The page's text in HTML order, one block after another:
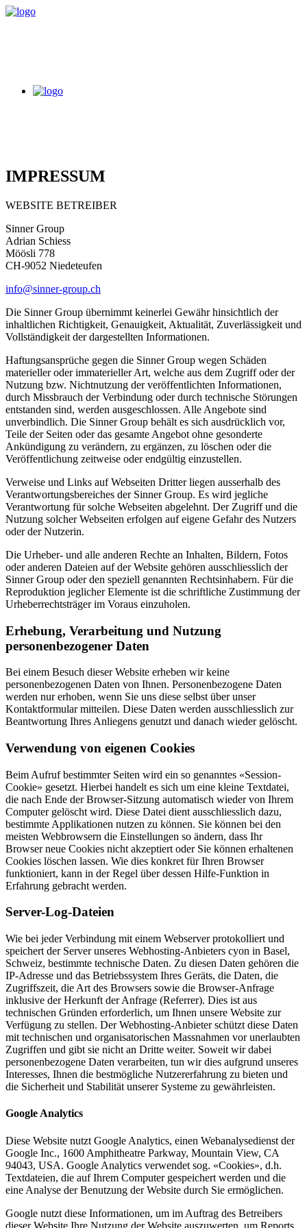
IMPRESSUM
WEBSITE BETREIBER
Sinner Group
Adrian Schiess
Möösli 778
CH-9052 Niedeteufen
info@sinner-group.ch
Die Sinner Group übernimmt keinerlei Gewähr hinsichtlich der
inhaltlichen Richtigkeit, Genauigkeit, Aktualität, Zuverlässigkeit und
Vollständigkeit der dargestellten Informationen.
Haftungsansprüche gegen die Sinner Group wegen Schäden
materieller oder immaterieller Art, welche aus dem Zugriff oder der
Nutzung bzw. Nichtnutzung der veröffentlichten Informationen,
durch Missbrauch der Verbindung oder durch technische Störungen
entstanden sind, werden ausgeschlossen. Alle Angebote sind
unverbindlich. Die Sinner Group behält es sich ausdrücklich vor,
Teile der Seiten oder das gesamte Angebot ohne gesonderte
Ankündigung zu verändern, zu ergänzen, zu löschen oder die
Veröffentlichung zeitweise oder endgültig einzustellen.
Verweise und Links auf Webseiten Dritter liegen ausserhalb des
Verantwortungsbereiches der Sinner Group. Es wird jegliche
Verantwortung für solche Webseiten abgelehnt. Der Zugriff und die
Nutzung solcher Webseiten erfolgen auf eigene Gefahr des Nutzers
oder der Nutzerin.
Die Urheber- und alle anderen Rechte an Inhalten, Bildern, Fotos
oder anderen Dateien auf der Website gehören ausschliesslich der
Sinner Group oder den speziell genannten Rechtsinhabern. Für die
Reproduktion jeglicher Elemente ist die schriftliche Zustimmung der
Urheberrechtsträger im Voraus einzuholen.
Erhebung, Verarbeitung und Nutzung
personenbezogener Daten
Bei einem Besuch dieser Website erheben wir keine
personenbezogenen Daten von Ihnen. Personenbezogene Daten
werden nur erhoben, wenn Sie uns diese selbst über unser
Kontaktformular mitteilen. Diese Daten werden ausschliesslich zur
Beantwortung Ihres Anliegens genutzt und danach wieder gelöscht.
Verwendung von eigenen Cookies
Beim Aufruf bestimmter Seiten wird ein so genanntes «Session-
Cookie» gesetzt. Hierbei handelt es sich um eine kleine Textdatei,
die nach Ende der Browser-Sitzung automatisch wieder von Ihrem
Computer gelöscht wird. Diese Datei dient ausschliesslich dazu,
bestimmte Applikationen nutzen zu können. Sie können bei den
meisten Webbrowsern die Einstellungen so ändern, dass Ihr
Browser neue Cookies nicht akzeptiert oder Sie können erhaltenen
Cookies löschen lassen. Wie dies konkret für Ihren Browser
funktioniert, kann in der Regel über dessen Hilfe-Funktion in
Erfahrung gebracht werden.
Server-Log-Dateien
Wie bei jeder Verbindung mit einem Webserver protokolliert und
speichert der Server unseres Webhosting-Anbieters cyon in Basel,
Schweiz, bestimmte technische Daten. Zu diesen Daten gehören die
IP-Adresse und das Betriebssystem Ihres Geräts, die Daten, die
Zugriffszeit, die Art des Browsers sowie die Browser-Anfrage
inklusive der Herkunft der Anfrage (Referrer). Dies ist aus
technischen Gründen erforderlich, um Ihnen unsere Website zur
Verfügung zu stellen. Der Webhosting-Anbieter schützt diese Daten
mit technischen und organisatorischen Massnahmen vor unerlaubten
Zugriffen und gibt sie nicht an Dritte weiter. Soweit wir dabei
personenbezogene Daten verarbeiten, tun wir dies aufgrund unseres
Interesses, Ihnen die bestmögliche Nutzererfahrung zu bieten und
die Sicherheit und Stabilität unserer Systeme zu gewährleisten.
Google Analytics
Diese Website nutzt Google Analytics, einen Webanalysedienst der
Google Inc., 1600 Amphitheatre Parkway, Mountain View, CA
94043, USA. Google Analytics verwendet sog. «Cookies», d.h.
Textdateien, die auf Ihrem Computer gespeichert werden und die
eine Analyse der Benutzung der Website durch Sie ermöglichen.
Google nutzt diese Informationen, um im Auftrag des Betreibers
dieser Website Ihre Nutzung der Website auszuwerten, um Reports